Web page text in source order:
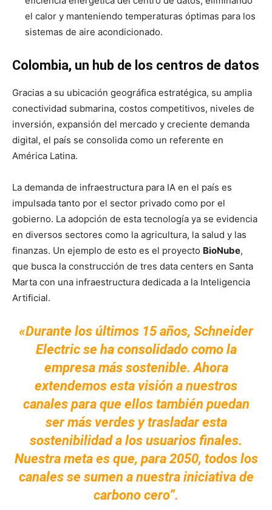
el calor y manteniendo temperaturas óptimas para los
sistemas de aire acondicionado.
Colombia, un hub de los centros de datos
Gracias a su ubicación geográfica estratégica, su amplia
conectividad submarina, costos competitivos, niveles de
inversión, expansión del mercado y creciente demanda
digital, el país se consolida como un referente en
América Latina.
La demanda de infraestructura para IA en el país es
impulsada tanto por el sector privado como por el
gobierno. La adopción de esta tecnología ya se evidencia
en diversos sectores como la agricultura, la salud y las
finanzas. Un ejemplo de esto es el proyecto BioNube,
que busca la construcción de tres data centers en Santa
Marta con una infraestructura dedicada a la Inteligencia
Artificial.
«Durante los últimos 15 años, Schneider
Electric se ha consolidado como la
empresa más sostenible. Ahora
extendemos esta visión a nuestros
canales para que ellos también puedan
ser más verdes y trasladar esta
sostenibilidad a los usuarios finales.
Nuestra meta es que, para 2050, todos los
canales se sumen a nuestra iniciativa de
carbono cero”.